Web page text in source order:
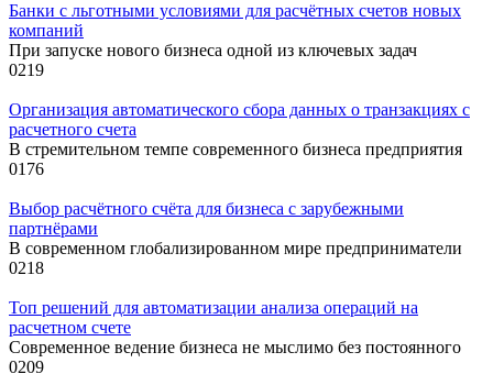
Банки с льготными условиями для расчётных счетов новых
компаний
При запуске нового бизнеса одной из ключевых задач
0219
Организация автоматического сбора данных о транзакциях с
расчетного счета
В стремительном темпе современного бизнеса предприятия
0176
Выбор расчётного счёта для бизнеса с зарубежными
партнёрами
В современном глобализированном мире предприниматели
0218
Топ решений для автоматизации анализа операций на
расчетном счете
Современное ведение бизнеса не мыслимо без постоянного
0209